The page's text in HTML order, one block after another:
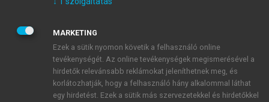
JELSZÓ
JELSZÓ ÚJRA
MARKETING
Ezek a sütik nyomon követik a felhasználó online
tevékenységét. Az online tevékenységek megismerésével a
hirdetők relevánsabb reklámokat jeleníthetnek meg, és
korlátozhatják, hogy a felhasználó hány alkalommal láthat
egy hirdetést. Ezek a sütik más szervezetekkel és hirdetőkkel